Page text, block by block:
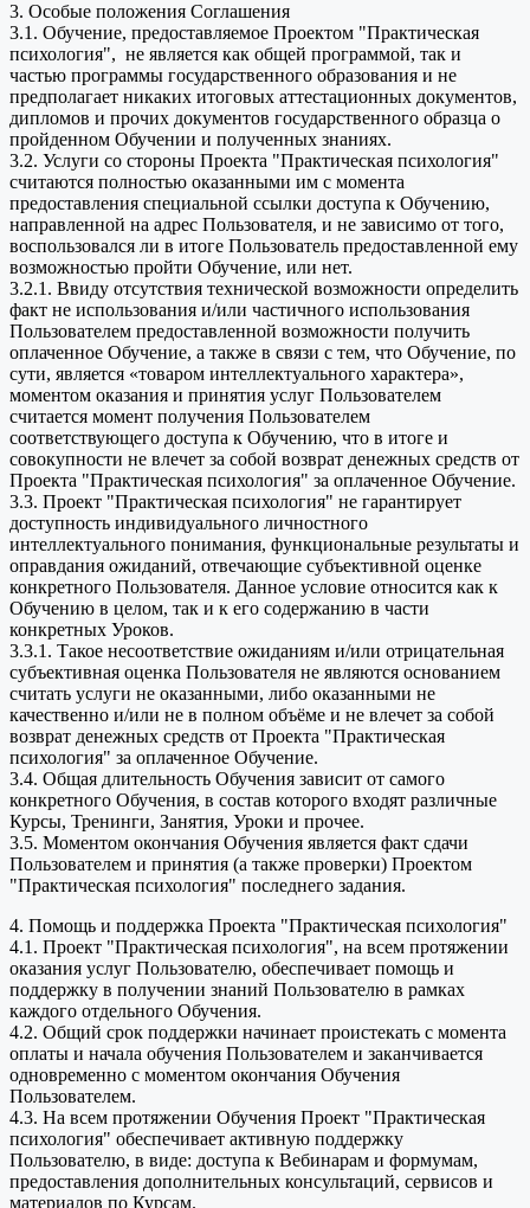
3. Особые положения Соглашения
3.1. Обучение, предоставляемое Проектом "Практическая
психология", не является как общей программой, так и
частью программы государственного образования и не
предполагает никаких итоговых аттестационных документов,
дипломов и прочих документов государственного образца о
пройденном Обучении и полученных знаниях.
3.2. Услуги со стороны Проекта "Практическая психология"
считаются полностью оказанными им с момента
предоставления специальной ссылки доступа к Обучению,
направленной на адрес Пользователя, и не зависимо от того,
воспользовался ли в итоге Пользователь предоставленной ему
возможностью пройти Обучение, или нет.
3.2.1. Ввиду отсутствия технической возможности определить
факт не использования и/или частичного использования
Пользователем предоставленной возможности получить
оплаченное Обучение, а также в связи с тем, что Обучение, по
сути, является «товаром интеллектуального характера»,
моментом оказания и принятия услуг Пользователем
считается момент получения Пользователем
соответствующего доступа к Обучению, что в итоге и
совокупности не влечет за собой возврат денежных средств от
Проекта "Практическая психология" за оплаченное Обучение.
3.3. Проект "Практическая психология" не гарантирует
доступность индивидуального личностного
интеллектуального понимания, функциональные результаты и
оправдания ожиданий, отвечающие субъективной оценке
конкретного Пользователя. Данное условие относится как к
Обучению в целом, так и к его содержанию в части
конкретных Уроков.
3.3.1. Такое несоответствие ожиданиям и/или отрицательная
субъективная оценка Пользователя не являются основанием
считать услуги не оказанными, либо оказанными не
качественно и/или не в полном объёме и не влечет за собой
возврат денежных средств от Проекта "Практическая
психология" за оплаченное Обучение.
3.4. Общая длительность Обучения зависит от самого
конкретного Обучения, в состав которого входят различные
Курсы, Тренинги, Занятия, Уроки и прочее.
3.5. Моментом окончания Обучения является факт сдачи
Пользователем и принятия (а также проверки) Проектом
"Практическая психология" последнего задания.
4. Помощь и поддержка Проекта "Практическая психология"
4.1. Проект "Практическая психология", на всем протяжении
оказания услуг Пользователю, обеспечивает помощь и
поддержку в получении знаний Пользователю в рамках
каждого отдельного Обучения.
4.2. Общий срок поддержки начинает проистекать с момента
оплаты и начала обучения Пользователем и заканчивается
одновременно с моментом окончания Обучения
Пользователем.
4.3. На всем протяжении Обучения Проект "Практическая
психология" обеспечивает активную поддержку
Пользователю, в виде: доступа к Вебинарам и формумам,
предоставления дополнительных консультаций, сервисов и
материалов по Курсам.